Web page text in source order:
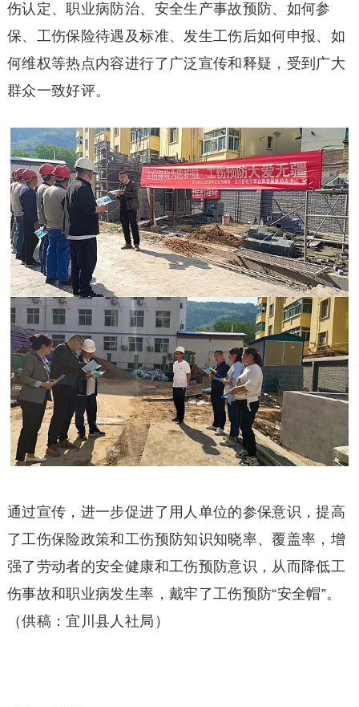
伤认定、职业病防治、安全生产事故预防、如何参
保、工伤保险待遇及标准、发生工伤后如何申报、如
何维权等热点内容进行了广泛宣传和释疑，受到广大
群众一致好评。
通过宣传，进一步促进了用人单位的参保意识，提高
了工伤保险政策和工伤预防知识知晓率、覆盖率，增
强了劳动者的安全健康和工伤预防意识，从而降低工
伤事故和职业病发生率，戴牢了工伤预防“安全帽”。
（供稿：宜川县人社局）